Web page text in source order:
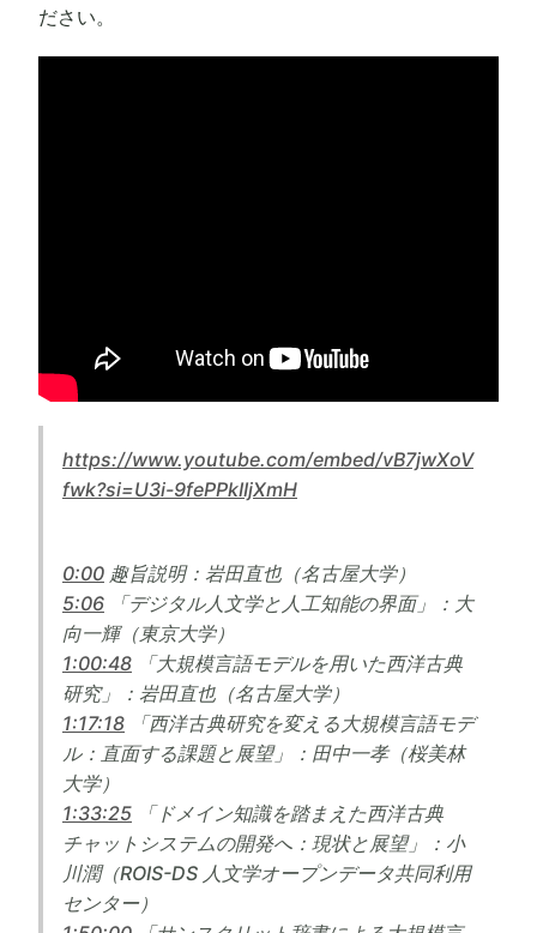
ださい。
https://www.youtube.com/embed/vB7jwXoV
fwk?si=U3i-9fePPkIIjXmH
0:00 趣旨説明：岩田直也（名古屋大学）
5:06 「デジタル人文学と人工知能の界面」：大
向一輝（東京大学）
1:00:48 「大規模言語モデルを用いた西洋古典
研究」：岩田直也（名古屋大学）
1:17:18 「西洋古典研究を変える大規模言語モデ
ル：直面する課題と展望」：田中一孝（桜美林
大学）
1:33:25 「ドメイン知識を踏まえた西洋古典
チャットシステムの開発へ：現状と展望」：小
川潤（ROIS-DS 人文学オープンデータ共同利用
センター）